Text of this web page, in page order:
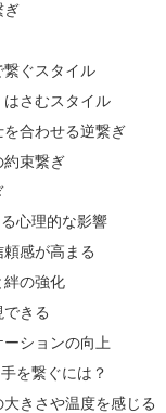
ぎ
繋ぐスタイル
はさむスタイル
を合わせる逆繋ぎ
約束繋ぎ
心理的な影響
感が高まる
絆の強化
きる
ーションの向上
を繋ぐには？
きさや温度を感じる